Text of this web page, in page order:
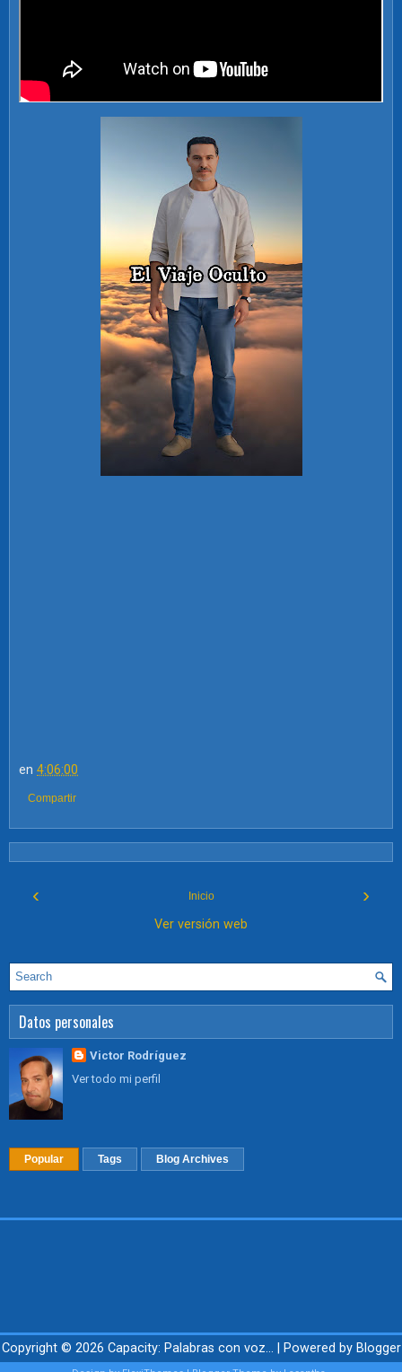
en 4:06:00
Compartir
‹ ›
Inicio
Ver versión web
Datos personales
Victor Rodríguez
Ver todo mi perfil
Popular Tags Blog Archives
Copyright © 2026 Capacity: Palabras con voz... | Powered by Blogger